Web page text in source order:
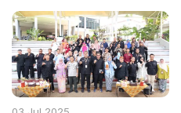
Keteladanan Rasulullah